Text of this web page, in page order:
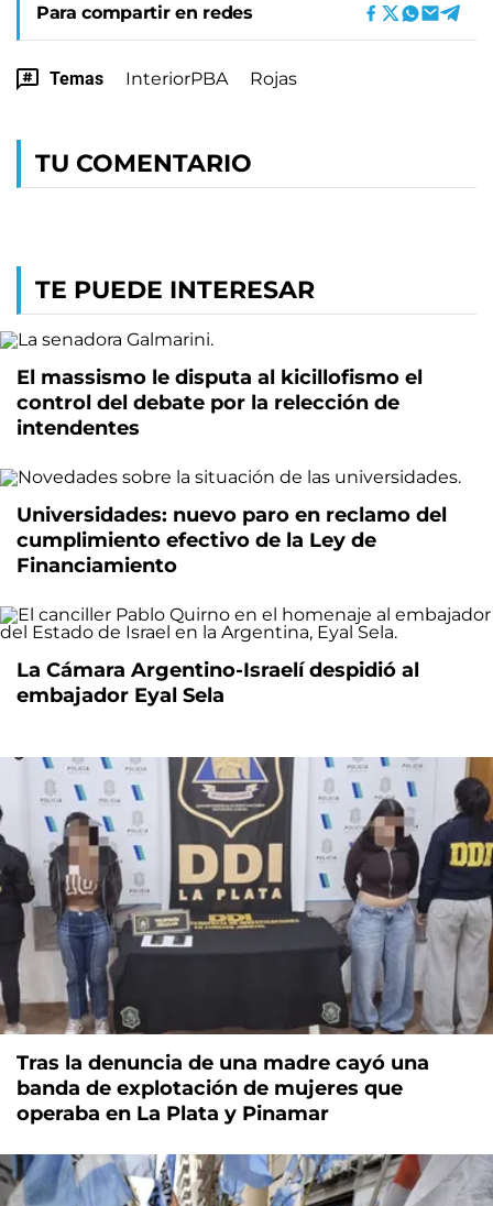
Para compartir en redes
Temas InteriorPBA Rojas
TU COMENTARIO
TE PUEDE INTERESAR
El massismo le disputa al kicillofismo el
control del debate por la relección de
intendentes
Universidades: nuevo paro en reclamo del
cumplimiento efectivo de la Ley de
Financiamiento
La Cámara Argentino-Israelí despidió al
embajador Eyal Sela
Tras la denuncia de una madre cayó una
banda de explotación de mujeres que
operaba en La Plata y Pinamar